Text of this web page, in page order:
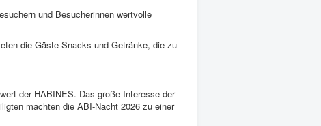
und Besucherinnen wertvolle
die Gäste Snacks und Getränke, die zu
der HABINES. Das große Interesse der
machten die ABI-Nacht 2026 zu einer